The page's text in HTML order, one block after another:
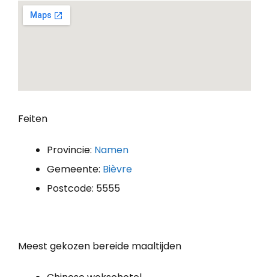
Feiten
Provincie: Namen
Gemeente: Bièvre
Postcode: 5555
Meest gekozen bereide maaltijden